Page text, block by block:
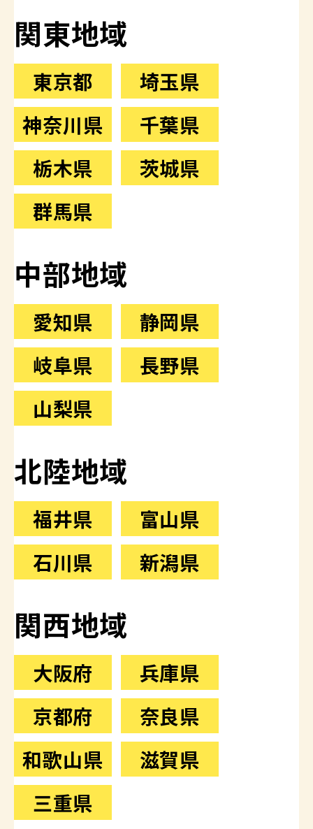
関東地域
東京都
埼玉県
神奈川県
千葉県
栃木県
茨城県
群馬県
中部地域
愛知県
静岡県
岐阜県
長野県
山梨県
北陸地域
福井県
富山県
石川県
新潟県
関西地域
大阪府
兵庫県
京都府
奈良県
和歌山県
滋賀県
三重県